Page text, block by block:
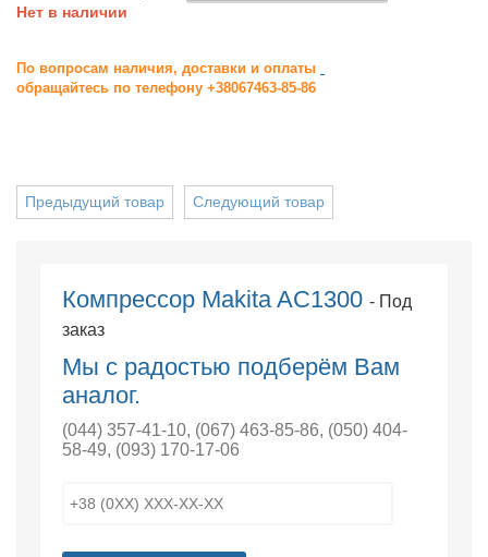
Нет в наличии
По вопросам наличия, доставки и оплаты
обращайтесь по телефону +38067463-85-86
Следующий товар
Предыдущий товар
Компрессор Makita AC1300 - Под
заказ
Мы с радостью подберём Вам
аналог.
(044) 357-41-10, (067) 463-85-86, (050) 404-
58-49, (093) 170-17-06